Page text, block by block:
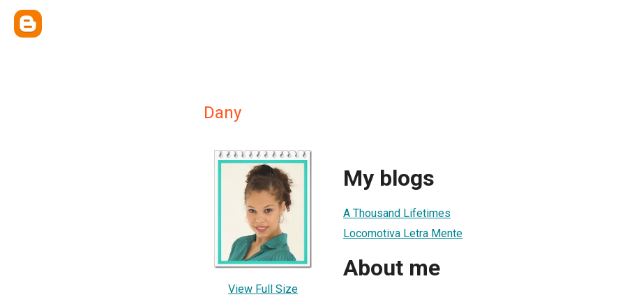
Dany
View Full Size
My blogs
A Thousand Lifetimes
Locomotiva Letra Mente
About me